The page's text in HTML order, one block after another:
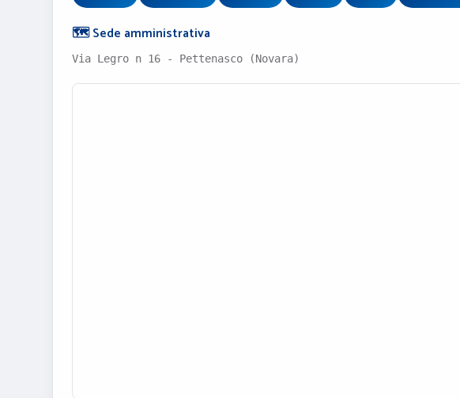
🗺️ Sede amministrativa
Via Legro n 16 - Pettenasco (Novara)